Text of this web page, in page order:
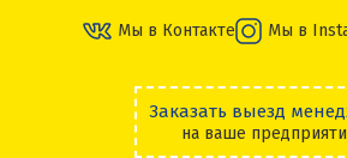
Мы в Контакте Мы в
Заказать выезд
на ваше